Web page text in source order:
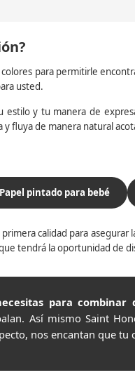
para permitirle
usted.
y tu manera de
fluya de manera natural
Papel pintado para bebé
calidad para
tendrá la oportunidad de
para
Así mismo Saint
nos encantan que tu